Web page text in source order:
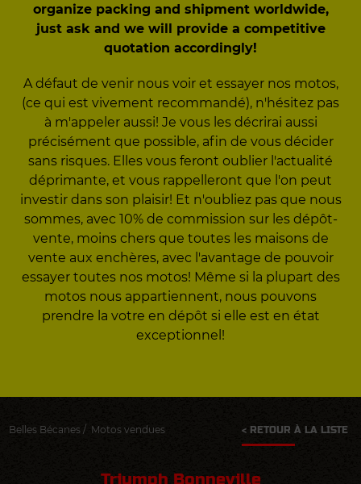
organize packing and shipment worldwide,
just ask and we will provide a competitive
quotation accordingly!
A défaut de venir nous voir et essayer nos motos,
(ce qui est vivement recommandé), n'hésitez pas
à m'appeler aussi! Je vous les décrirai aussi
précisément que possible, afin de vous décider
sans risques. Elles vous feront oublier l'actualité
déprimante, et vous rappelleront que l'on peut
investir dans son plaisir! Et n'oubliez pas que nous
sommes, avec 10% de commission sur les dépôt-
vente, moins chers que toutes les maisons de
vente aux enchères, avec l'avantage de pouvoir
essayer toutes nos motos! Même si la plupart des
motos nous appartiennent, nous pouvons
prendre la votre en dépôt si elle est en état
exceptionnel!
Belles Bécanes / Motos vendues < RETOUR À LA LISTE
Triumph Bonneville